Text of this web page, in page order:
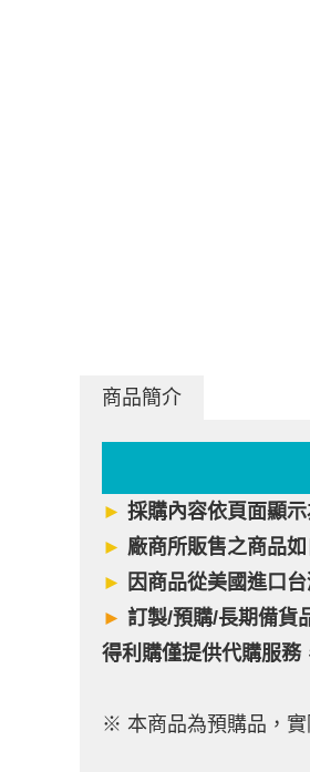
商品簡介
► 採購內容依頁面顯
► 廠商所販售之商品
► 因商品從美國進口
► 訂製/預購/長期備貨
得利購僅提供代購服務
※ 本商品為預購品，實